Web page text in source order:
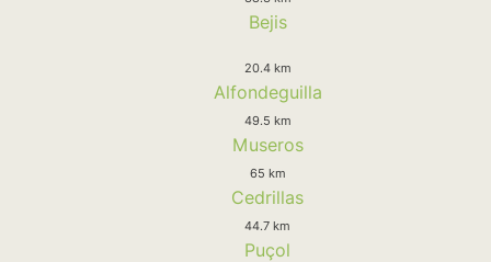
Bejis
20.4 km
Alfondeguilla
49.5 km
Museros
65 km
Cedrillas
44.7 km
Puçol